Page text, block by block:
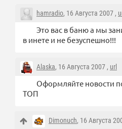
hamradio, 16 Августа 2007 ,
Это вас в баню а мы
в инете и не безуспешно!!!
Alaska, 16 Августа 2007 , url
Оформляйте новости
ТОП
Dimonuch, 16 Августа